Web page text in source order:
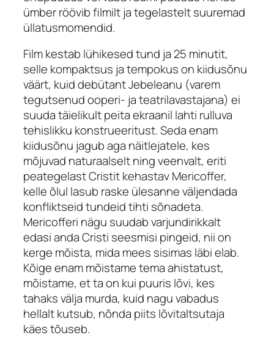
ümber röövib filmilt ja tegelastelt suuremad
üllatusmomendid.
Film kestab lühikesed tund ja 25 minutit,
selle kompaktsus ja tempokus on kiidusõnu
väärt, kuid debütant Jebeleanu (varem
tegutsenud ooperi- ja teatrilavastajana) ei
suuda täielikult peita ekraanil lahti rulluva
tehislikku konstrueeritust. Seda enam
kiidusõnu jagub aga näitlejatele, kes
mõjuvad naturaalselt ning veenvalt, eriti
peategelast Cristit kehastav Mericoffer,
kelle õlul lasub raske ülesanne väljendada
konfliktseid tundeid tihti sõnadeta.
Mericofferi nägu suudab varjundirikkalt
edasi anda Cristi seesmisi pingeid, nii on
kerge mõista, mida mees sisimas läbi elab.
Kõige enam mõistame tema ahistatust,
mõistame, et ta on kui puuris lõvi, kes
tahaks välja murda, kuid nagu vabadus
hellalt kutsub, nõnda piits lõvitaltsutaja
käes tõuseb.